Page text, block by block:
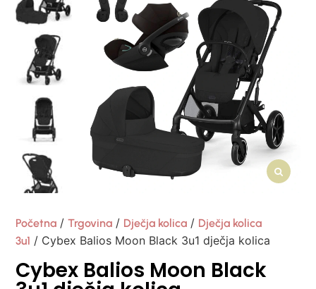
Početna /Trgovina / Dječja kolica / Dječja kolica
3u1 / Cybex Balios Moon Black 3u1 dječja kolica
Cybex Balios Moon Black